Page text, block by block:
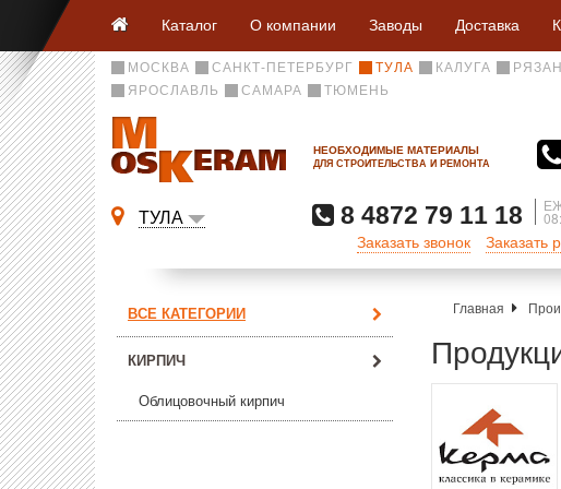
Каталог О компании Заводы Доставка
МОСКВА САНКТ-ПЕТЕРБУРГ ТУЛА КАЛУГА
ЯРОСЛАВЛЬ
САМАРА ТЮМЕНЬ
НЕОБХОДИМЫЕ МАТЕРИАЛЫ
ДЛЯ СТРОИТЕЛЬСТВА И РЕМОНТА
ТУЛА 8 4872 79 11 18
Заказать звонок Заказать
ВСЕ КАТЕГОРИИ
КИРПИЧ
Облицовочный кирпич
Главная